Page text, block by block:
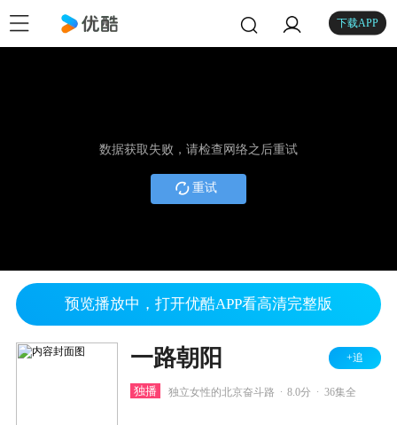
下载APP
数据获取失败，请检查网络之后重试
重试
预览播放中，打开优酷APP看高清完整版
一路朝阳 +追
独播 独立女性的北京奋斗路 8.0分 36集全